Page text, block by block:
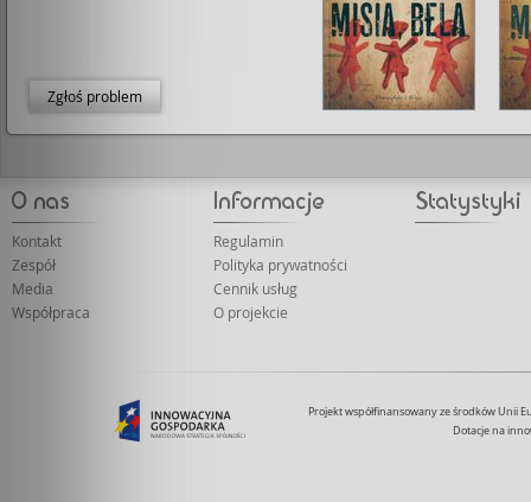
Zgłoś problem
Kontakt
Zespół
Media
Współpraca
Regulamin
Polityka prywatności
Cennik usług
O projekcie
Projekt współfinansowany ze środków Unii
Dotacje na